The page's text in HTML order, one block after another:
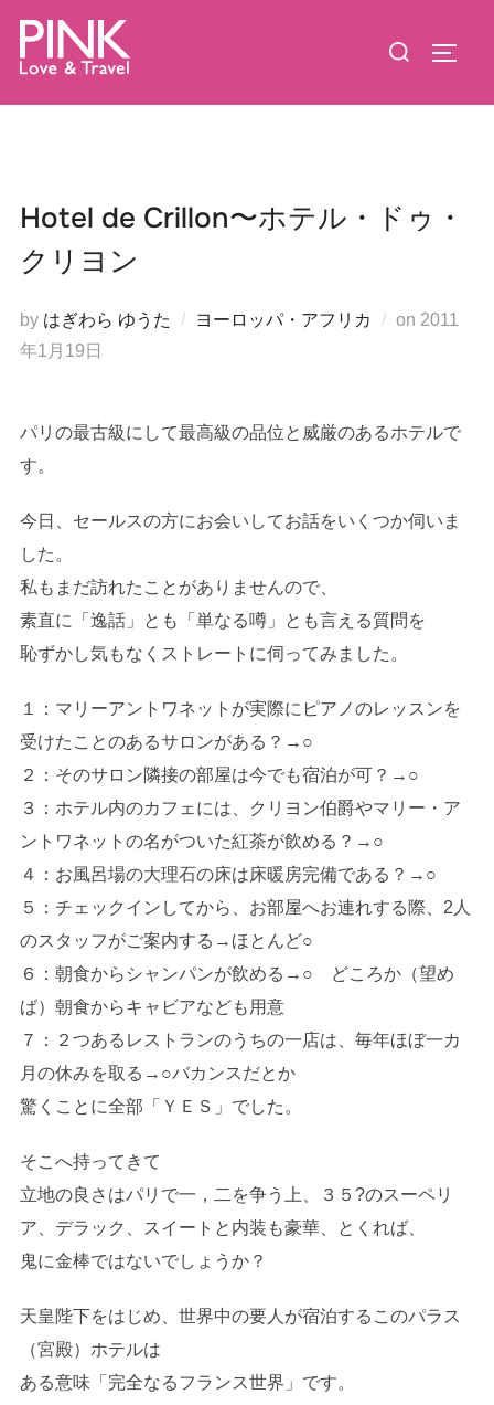
ン
検
対
Hotel de Crillon〜ホテル・ドゥ・
クリヨン
by はぎわら ゆうた ヨーロッパ・アフリカ on 投
2011
年1月19日
パリの最古級にして最高級の品位と威厳のあるホテルで
す。
今日、セールスの方にお会いしてお話をいくつか伺いま
した。
私もまだ訪れたことがありませんので、
素直に「逸話」とも「単なる噂」とも言える質問を
恥ずかし気もなくストレートに伺ってみました。
１：マリーアントワネットが実際にピアノのレッスンを
受けたことのあるサロンがある？→○
２：そのサロン隣接の部屋は今でも宿泊が可？→○
３：ホテル内のカフェには、クリヨン伯爵やマリー・ア
ントワネットの名がついた紅茶が飲める？→○
４：お風呂場の大理石の床は床暖房完備である？→○
５：チェックインしてから、お部屋へお連れする際、2人
のスタッフがご案内する→ほとんど○
６：朝食からシャンパンが飲める→○ どころか（望め
ば）朝食からキャビアなども用意
７：２つあるレストランのうちの一店は、毎年ほぼ一カ
月の休みを取る→○バカンスだとか
驚くことに全部「ＹＥＳ」でした。
そこへ持ってきて
立地の良さはパリで一，二を争う上、３５?のスーペリ
ア、デラック、スイートと内装も豪華、とくれば、
鬼に金棒ではないでしょうか？
天皇陛下をはじめ、世界中の要人が宿泊するこのパラス
（宮殿）ホテルは
ある意味「完全なるフランス世界」です。